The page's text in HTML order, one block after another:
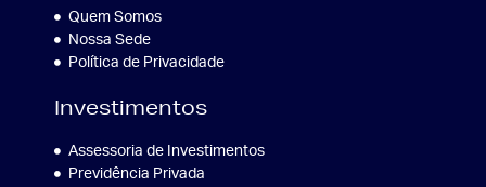
Quem Somos
Nossa Sede
Política de Privacidade
Investimentos
Assessoria de Investimentos
Previdência Privada